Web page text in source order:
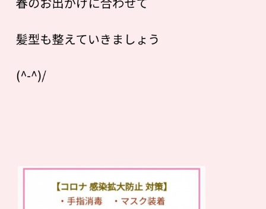
髪型も整えていきましょう
(^-^)/